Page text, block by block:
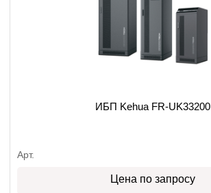
ИБП Kehua FR-UK33200
Арт.
Цена по запросу